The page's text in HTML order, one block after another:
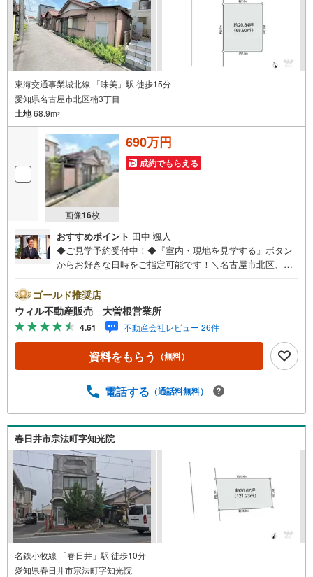
東海交通事業城北線 「味美」駅 徒歩15分
愛知県名古屋市北区楠3丁目
土地68.9m2
画像16枚
690万円
成約でもらえる
おすすめポイント 田中 颯人
◆ご見学予約受付中！◆『室内・現地を見学する』ボタン
からお好きな日時をご指定可能です！＼名古屋市北区、守
区、守山区の直接のご売却依頼を数多くいただいている不
動産仲介会社です。ネット上で分かる立地環境はもちろ
ん、過去にお任せいただいたお客様に現地の生の声をもと
に住戸環境を提案致します。＼平日のお住まい探しの方へ/
弊社では平日にご内覧・契約など平日にお住まい探しをさ
れるお客様にサービスをご用意しています。＼お仕事で忙
事前にご予約頂きましたら営業時間外でのご内覧もご対応
動産業者間で不動産情報が共有されているので、名古屋市
全域や、その他隣接エリアでもご内覧が可能です！ 【大曽
根営業所】○地下鉄名城線、JR中央線「大曽根」駅徒歩1分
○お子様が遊べるキッズスペースあり○定休日ございません
ゴールド推奨店
ウィル不動産販売 大曽根営業所
4.61 不動産会社レビュー 26件
資料をもらう （無料）
電話する （通話料無料）
春日井市宗法町字知光院
名鉄小牧線 「春日井」駅 徒歩10分
愛知県春日井市宗法町字知光院